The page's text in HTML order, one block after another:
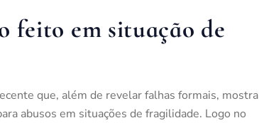
feito em situação de
que, além de revelar falhas formais, mostra
abusos em situações de fragilidade. Logo no